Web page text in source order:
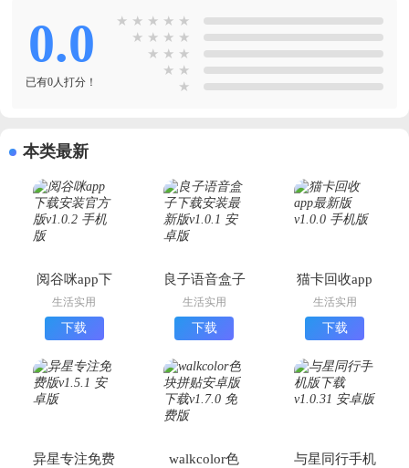
0.0
已有0人打分！
★ ★ ★ ★ ★
★ ★ ★ ★
★ ★ ★
★ ★
★
本类最新
阅谷咪app下
载安装官方版
生活实用
下载
良子语音盒子
下载安装最新
版
生活实用
下载
猫卡回收app
最新版
生活实用
下载
异星专注免费
walkcolor色
与星同行手机